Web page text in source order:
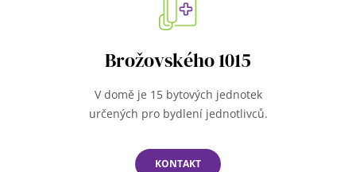
Brožovského 1015
V domě je 15 bytových jednotek
určených pro bydlení jednotlivců.
KONTAKT